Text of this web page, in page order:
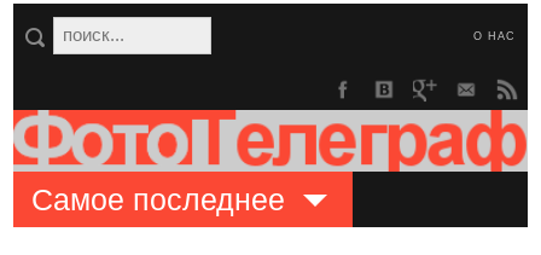
О НАС
Самое последнее